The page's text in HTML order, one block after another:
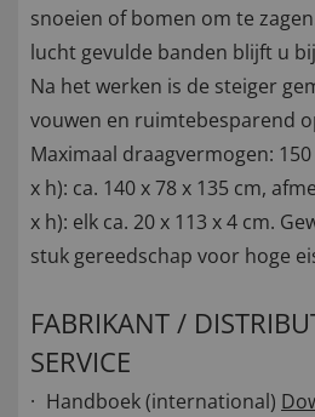
snoeien of bomen om te
lucht gevulde banden blijft u
Na het werken is de steiger
vouwen en ruimtebesparend
Maximaal draagvermogen:
x h): ca. 140 x 78 x 135 cm,
x h): elk ca. 20 x 113 x 4 cm.
stuk gereedschap voor hoge
FABRIKANT /
SERVICE
Handboek (international)